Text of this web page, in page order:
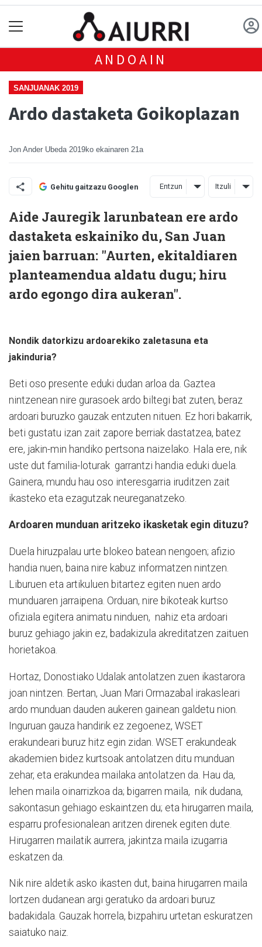
ANDOAIN
SANJUANAK 2019
Ardo dastaketa Goikoplazan
Jon Ander Ubeda 2019ko ekainaren 21a
Gehitu gaitzazu Googlen Entzun Itzuli
Aide Jauregik larunbatean ere ardo
dastaketa eskainiko du, San Juan
jaien barruan: "Aurten, ekitaldiaren
planteamendua aldatu dugu; hiru
ardo egongo dira aukeran".
Nondik datorkizu ardoarekiko zaletasuna eta
jakinduria?
Beti oso presente eduki dudan arloa da. Gaztea
nintzenean nire gurasoek ardo biltegi bat zuten, beraz
ardoari buruzko gauzak entzuten nituen. Ez hori bakarrik,
beti gustatu izan zait zapore berriak dastatzea, batez
ere, jakin-min handiko pertsona naizelako. Hala ere, nik
uste dut familia-loturak garrantzi handia eduki duela.
Gainera, mundu hau oso interesgarria iruditzen zait
ikasteko eta ezagutzak neureganatzeko.
Ardoaren munduan aritzeko ikasketak egin dituzu?
Duela hiruzpalau urte blokeo batean nengoen; afizio
handia nuen, baina nire kabuz informatzen nintzen.
Liburuen eta artikuluen bitartez egiten nuen ardo
munduaren jarraipena. Orduan, nire bikoteak kurtso
ofiziala egitera animatu ninduen, nahiz eta ardoari
buruz gehiago jakin ez, badakizula akreditatzen zaituen
horietakoa.
Hortaz, Donostiako Udalak antolatzen zuen ikastarora
joan nintzen. Bertan, Juan Mari Ormazabal irakasleari
ardo munduan dauden aukeren gainean galdetu nion.
Inguruan gauza handirik ez zegoenez, WSET
erakundeari buruz hitz egin zidan. WSET erakundeak
akademien bidez kurtsoak antolatzen ditu munduan
zehar, eta erakundea mailaka antolatzen da. Hau da,
lehen maila oinarrizkoa da; bigarren maila, nik dudana,
sakontasun gehiago eskaintzen du; eta hirugarren maila,
esparru profesionalean aritzen direnek egiten dute.
Hirugarren mailatik aurrera, jakintza maila izugarria
eskatzen da.
Nik nire aldetik asko ikasten dut, baina hirugarren maila
lortzen dudanean argi geratuko da ardoari buruz
badakidala. Gauzak horrela, bizpahiru urtetan eskuratzen
saiatuko naiz.